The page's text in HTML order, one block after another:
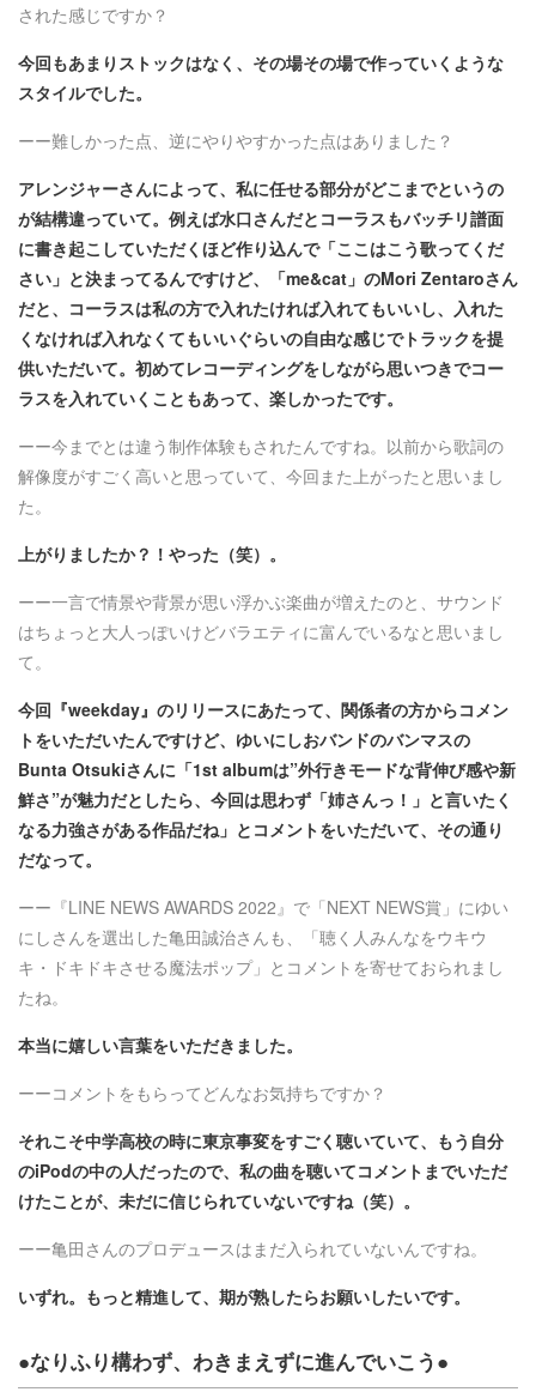
された感じですか？
今回もあまりストックはなく、その場その場で作っていくような
スタイルでした。
ーー難しかった点、逆にやりやすかった点はありました？
アレンジャーさんによって、私に任せる部分がどこまでというの
が結構違っていて。例えば水口さんだとコーラスもバッチリ譜面
に書き起こしていただくほど作り込んで「ここはこう歌ってくだ
さい」と決まってるんですけど、「me&cat」のMori Zentaroさん
だと、コーラスは私の方で入れたければ入れてもいいし、入れた
くなければ入れなくてもいいぐらいの自由な感じでトラックを提
供いただいて。初めてレコーディングをしながら思いつきでコー
ラスを入れていくこともあって、楽しかったです。
ーー今までとは違う制作体験もされたんですね。以前から歌詞の
解像度がすごく高いと思っていて、今回また上がったと思いまし
た。
上がりましたか？！やった（笑）。
ーー一言で情景や背景が思い浮かぶ楽曲が増えたのと、サウンド
はちょっと大人っぽいけどバラエティに富んでいるなと思いまし
て。
今回『weekday』のリリースにあたって、関係者の方からコメン
トをいただいたんですけど、ゆいにしおバンドのバンマスの
Bunta Otsukiさんに「1st albumは”外行きモードな背伸び感や新
鮮さ”が魅力だとしたら、今回は思わず「姉さんっ！」と言いたく
なる力強さがある作品だね」とコメントをいただいて、その通り
だなって。
ーー『LINE NEWS AWARDS 2022』で「NEXT NEWS賞」にゆい
にしさんを選出した亀田誠治さんも、「聴く人みんなをウキウ
キ・ドキドキさせる魔法ポップ」とコメントを寄せておられまし
たね。
本当に嬉しい言葉をいただきました。
ーーコメントをもらってどんなお気持ちですか？
それこそ中学高校の時に東京事変をすごく聴いていて、もう自分
のiPodの中の人だったので、私の曲を聴いてコメントまでいただ
けたことが、未だに信じられていないですね（笑）。
ーー亀田さんのプロデュースはまだ入られていないんですね。
いずれ。もっと精進して、期が熟したらお願いしたいです。
●なりふり構わず、わきまえずに進んでいこう●